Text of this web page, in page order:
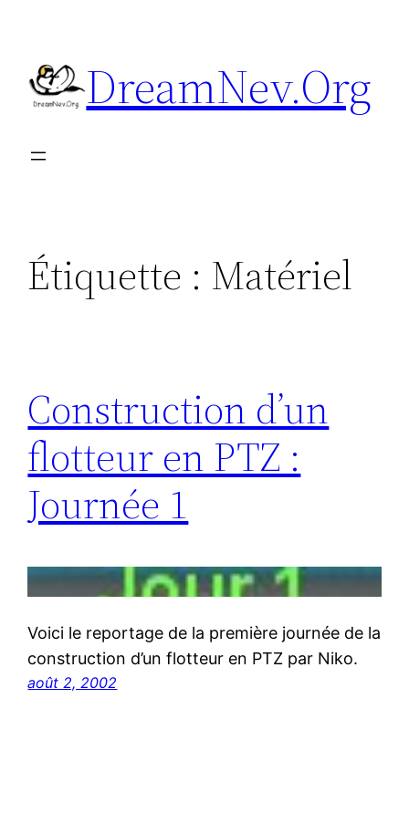
contenu
DreamNev.Org
Étiquette : Matériel
Construction d’un
flotteur en PTZ :
Journée 1
Voici le reportage de la première journée de la
construction d’un flotteur en PTZ par Niko.
août 2, 2002